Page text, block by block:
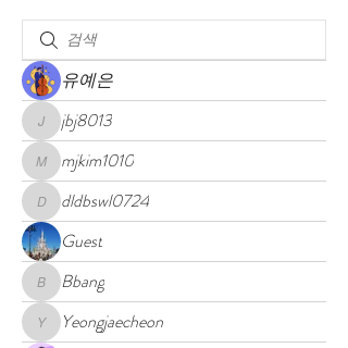
유예은
jbj8013jbj8013
mjkim1010
mjkim1010
dldbswl0724
dldbswl0724
Guest
BbangBbang
Yeongjaecheon
Yeongjaecheon